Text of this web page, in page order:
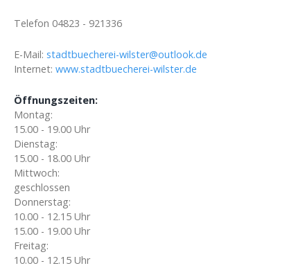
Telefon 04823 - 921336
E-Mail: stadtbuecherei-wilster@outlook.de
Internet: www.stadtbuecherei-wilster.de
Öffnungszeiten:
Montag:
15.00 - 19.00 Uhr
Dienstag:
15.00 - 18.00 Uhr
Mittwoch:
geschlossen
Donnerstag:
10.00 - 12.15 Uhr
15.00 - 19.00 Uhr
Freitag:
10.00 - 12.15 Uhr